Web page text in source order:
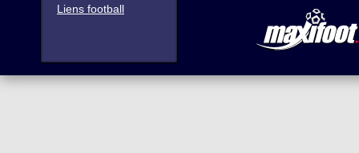
Liens football